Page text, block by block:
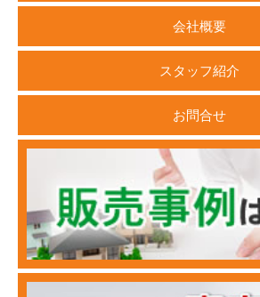
会社概要
スタッフ紹介
お問合せ